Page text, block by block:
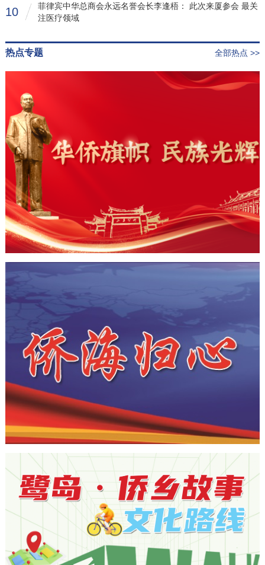
10
菲律宾中华总商会永远名誉会长李逢梧： 此次来厦参会 最关
注医疗领域
热点专题 全部热点 >>